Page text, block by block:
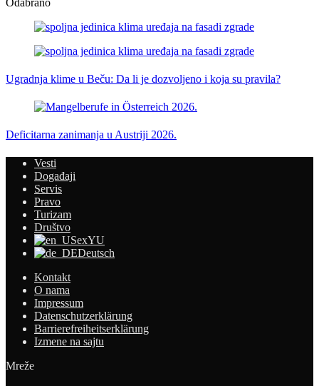
Ugradnja klime u Beču: Da li je dozvoljeno i koja su pravila?
Deficitarna zanimanja u Austriji 2026.
Vesti
Događaji
Servis
Pravo
Turizam
Društvo
exYU
Deutsch
Kontakt
O nama
Impressum
Datenschutzerklärung
Barrierefreiheitserklärung
Izmene na sajtu
Mreže